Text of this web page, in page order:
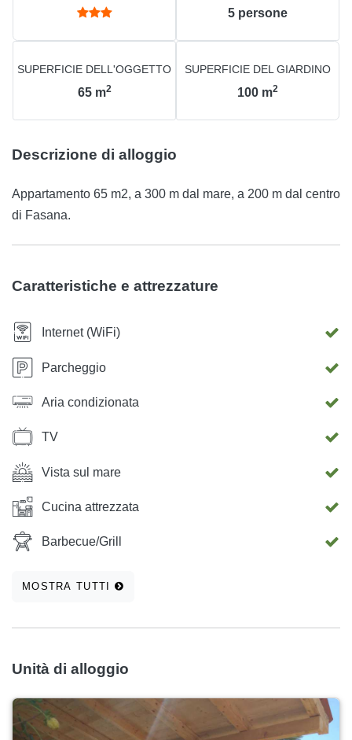
5 persone
SUPERFICIE DELL'OGGETTO
65 m2
SUPERFICIE DEL GIARDINO
100 m2
Descrizione di alloggio
Appartamento 65 m2, a 300 m dal mare, a 200 m dal centro
di Fasana.
Caratteristiche e attrezzature
Internet (WiFi)
Parcheggio
Aria condizionata
TV
Vista sul mare
Cucina attrezzata
Barbecue/Grill
MOSTRA TUTTI
Unità di alloggio